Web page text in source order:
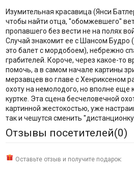
Изумительная красавица (Янси
чтобы найти отца, ''обомжевшего''
пропавшего без вести не на полях
Случай знакомит ее с Шансом Будро
это балет с мордобоем), небрежно
грабителей. Короче, через какое-то
помочь, а в самом начале картины
мерзавцев во главе с Хенриксеном
охоту на немолодого, но вполне еще
куртке. Эта сцена бесчеловечной
картинной жестокостью, уже
так и чешутся сменить
Отзывы посетителей(0)
Оставьте отзыв и получите подарок: